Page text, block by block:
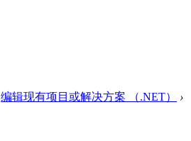
编辑现有项目或解决方案 （.NET）
›